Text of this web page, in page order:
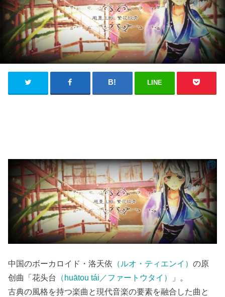
LINE
中国のボーカロイド・洛天依 （ルオ・ティエンイ）の原
创曲「花头台
（huātou tái／ファートウタイ）
」。
古典の風格を持つ楽曲と現代音楽の要素を融合した曲と